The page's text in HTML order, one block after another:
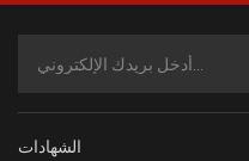
الشهادات